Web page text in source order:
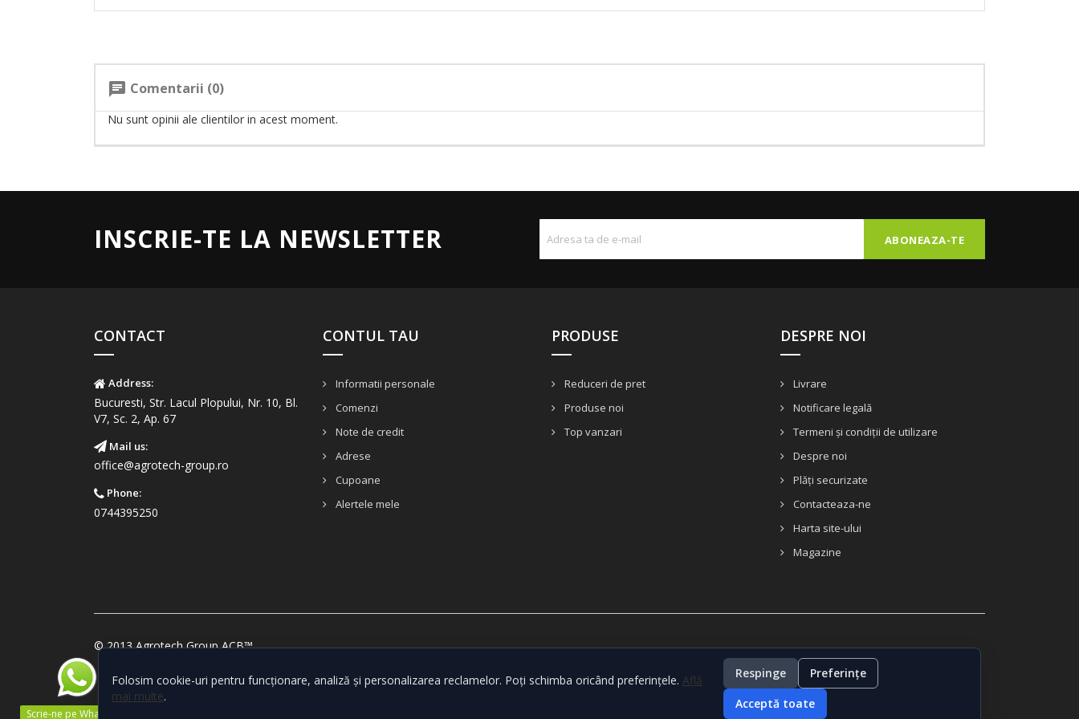
Folosim cookie-uri pentru funcționare, analiză și personalizarea reclamelor. Poți schimba oricând preferințele. Află
mai multe.
Respinge
Preferințe
Acceptă toate
chat Comentarii (0)
Nu sunt opinii ale clientilor in acest moment.
INSCRIE-TE LA NEWSLETTER
CONTACT
Address:
Bucuresti, Str. Lacul Plopului, Nr. 10, Bl.
V7, Sc. 2, Ap. 67
Mail us:
office@agrotech-group.ro
Phone:
0744395250
CONTUL TAU
Informatii personale
Comenzi
Note de credit
Adrese
Cupoane
Alertele mele
PRODUSE
Reduceri de pret
Produse noi
Top vanzari
DESPRE NOI
Livrare
Notificare legală
Termeni și condiții de utilizare
Despre noi
Plăți securizate
Contacteaza-ne
Harta site-ului
Magazine
Scrie-ne pe WhatsApp
© 2013 Agrotech Group ACB™